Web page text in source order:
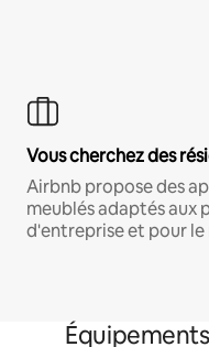
Vous cherchez des
Airbnb propose des
meublés adaptés aux
d'entreprise et pour